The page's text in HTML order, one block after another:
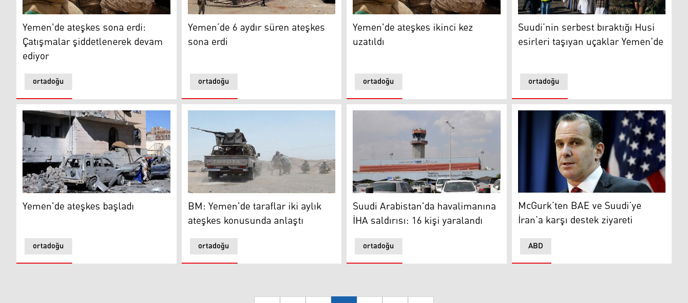
Yemen'de ateşkes sona erdi: Çatışmalar şiddetlenerek devam ediyor
ortadoğu
Yemen'de ateşkes sona erdi:
Çatışmalar şiddetlenerek devam
ediyor
Yemen’de 6 aydır süren ateşkes sona erdi
ortadoğu
Yemen’de 6 aydır süren ateşkes
sona erdi
Yemen'de ateşkes ikinci kez uzatıldı
ortadoğu
Yemen'de ateşkes ikinci kez
uzatıldı
Suudi’nin serbest bıraktığı Husi esirleri
ortadoğu
Suudi’nin serbest bıraktığı Husi
esirleri taşıyan uçaklar Yemen'de
Yemen
ortadoğu
Yemen'de ateşkes başladı BM: Yemen'de taraflar iki aylık ateşkes konusunda anlaştı
ortadoğu
BM: Yemen'de taraflar iki aylık
ateşkes konusunda anlaştı
Suudi Arabistan'da havalimanına İHA saldırısı: 16 kişi yaralandı
ortadoğu
Suudi Arabistan'da havalimanına
İHA saldırısı: 16 kişi yaralandı
McGurk’ten BAE ve Suudi’ye İran’a karşı
ABD
McGurk’ten BAE ve Suudi’ye
İran’a karşı destek ziyareti